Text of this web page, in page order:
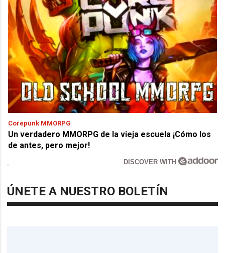
Corepunk MMORPG
Un verdadero MMORPG de la vieja escuela ¡Cómo los
de antes, pero mejor!
DISCOVER WITH
ÚNETE A NUESTRO BOLETÍN